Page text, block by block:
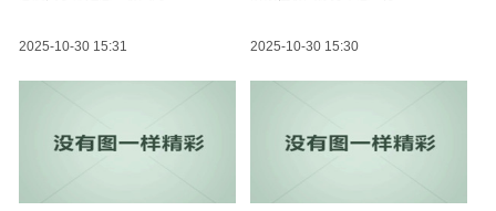
2025-10-30 15:31 2025-10-30 15:30